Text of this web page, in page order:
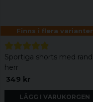
Finns i flera varianter
Sportiga shorts med rand
herr
349 kr
LÄGG I VARUKORGEN